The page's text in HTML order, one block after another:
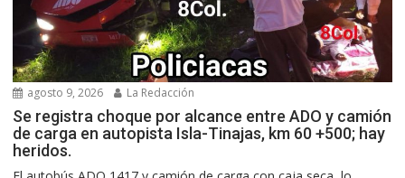
agosto 9, 2026 La Redacción
Se registra choque por alcance entre ADO y camión
de carga en autopista Isla-Tinajas, km 60 +500; hay
heridos.